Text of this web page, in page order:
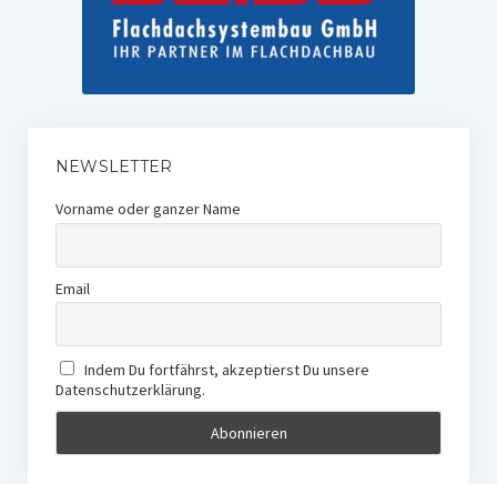
NEWSLETTER
Vorname oder ganzer Name
Email
Indem Du fortfährst, akzeptierst Du unsere
Datenschutzerklärung.